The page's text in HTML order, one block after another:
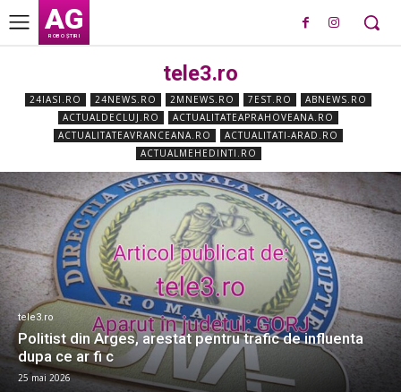
AG
ROBO ȘTIRI
tele3.ro
24IASI.RO 24NEWS.RO 2MNEWS.RO 7EST.RO
ABNEWS.RO
ACTUALDECLUJ.RO
ACTUALITATEAPRAHOVEANA.RO
ACTUALITATEAVRANCEANA.RO
ACTUALITATI-ARAD.RO
ACTUALMEHEDINTI.RO
tele3.ro
Politist din Arges, arestat pentru trafic de influenta
dupa ce ar fi c
25 mai 2026